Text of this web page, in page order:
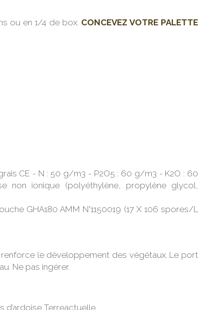
ou en 1/4 de box. CONCEVEZ VOTRE PALETTE
CE - N : 50 g/m3 - P2O5 : 60 g/m3 - K2O : 60
non ionique (polyéthylène, propylène glycol,
GHA180 AMM N°1150019 (17 X 106 spores/L
le développement des végétaux. Le port
Ne pas ingérer.
Terreactuelle.